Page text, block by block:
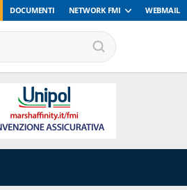
DOCUMENTI NETWORK FMI WEBMAIL